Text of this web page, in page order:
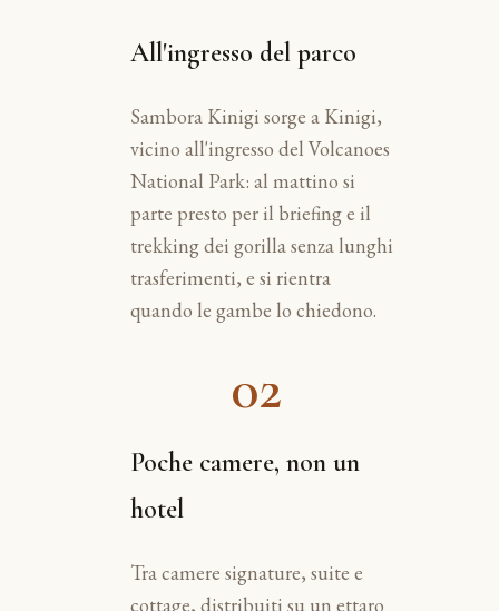
All'ingresso del parco
Sambora Kinigi sorge a Kinigi,
vicino all'ingresso del Volcanoes
National Park: al mattino si
parte presto per il briefing e il
trekking dei gorilla senza lunghi
trasferimenti, e si rientra
quando le gambe lo chiedono.
02
Poche camere, non un
hotel
Tra camere signature, suite e
cottage, distribuiti su un ettaro